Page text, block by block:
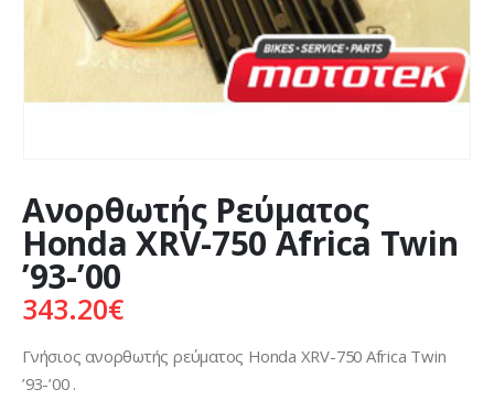
Ανορθωτής Ρεύματος
Honda XRV-750 Africa Twin
’93-’00
343.20€
Γνήσιος ανορθωτής ρεύματος Honda XRV-750 Africa Twin
’93-’00 .